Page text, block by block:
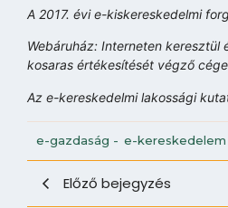
A 2017. évi e-kiskereskedelmi
Webáruház: Interneten keresztül
kosaras értékesítését végző
Az e-kereskedelmi lakossági
e-gazdaság - e-kereskedelem
Előző bejegyzés